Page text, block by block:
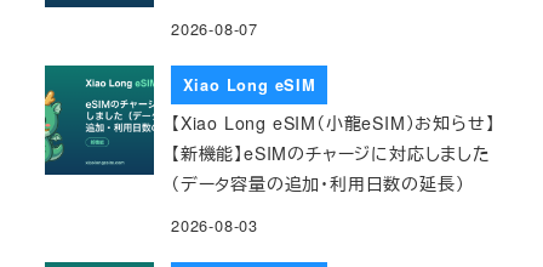
2026-08-07
Xiao Long eSIM
【Xiao Long eSIM（小龍eSIM）お知らせ】
【新機能】eSIMのチャージに対応しました
（データ容量の追加・利用日数の延長）
2026-08-03